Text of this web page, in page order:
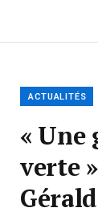
ACTUALITÉS
« Une
verte